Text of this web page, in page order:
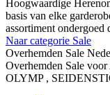
Hoogwaardige
basis van elke
assortiment ondergoed
Naar categorie Sale
Overhemden Sale
Overhemden Sale
OLYMP ,